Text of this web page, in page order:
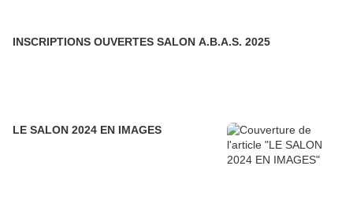
INSCRIPTIONS OUVERTES SALON A.B.A.S. 2025
LE SALON 2024 EN IMAGES